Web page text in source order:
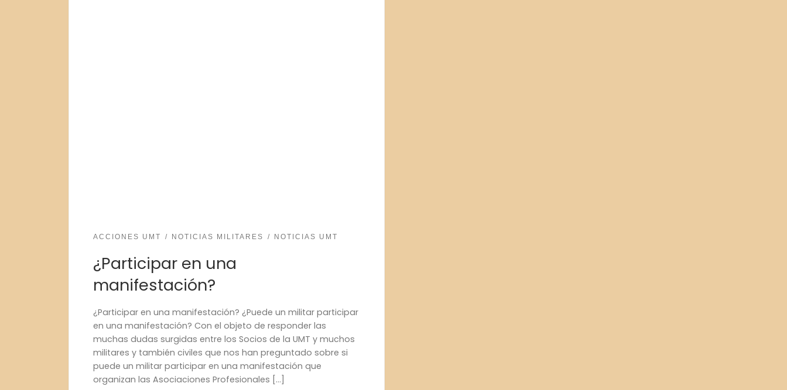
ACCIONES UMT NOTICIAS MILITARES NOTICIAS UMT
¿Participar en una
manifestación?
¿Participar en una manifestación? ¿Puede un militar participar
en una manifestación? Con el objeto de responder las
muchas dudas surgidas entre los Socios de la UMT y muchos
militares y también civiles que nos han preguntado sobre si
puede un militar participar en una manifestación que
organizan las Asociaciones Profesionales […]